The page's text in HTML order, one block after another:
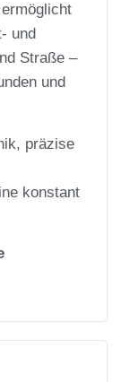
und
Straße –
und
präzise
konstant